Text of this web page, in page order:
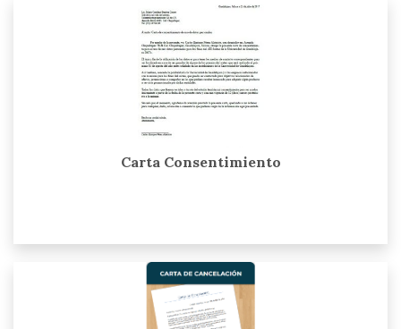
Carta Consentimiento